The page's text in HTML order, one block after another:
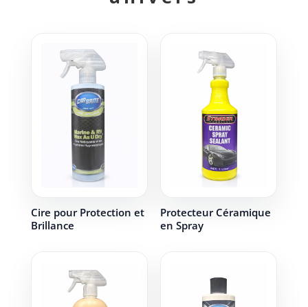
Cire pour Protection et
Brillance
Protecteur Céramique
en Spray